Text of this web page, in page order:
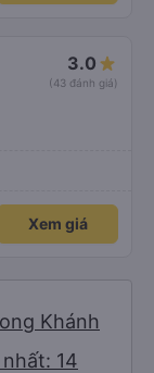
3.0
(43 đánh giá)
Xem giá
Khánh
14